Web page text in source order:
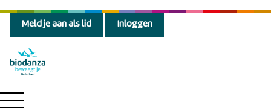
Meld je aan als lid Inloggen